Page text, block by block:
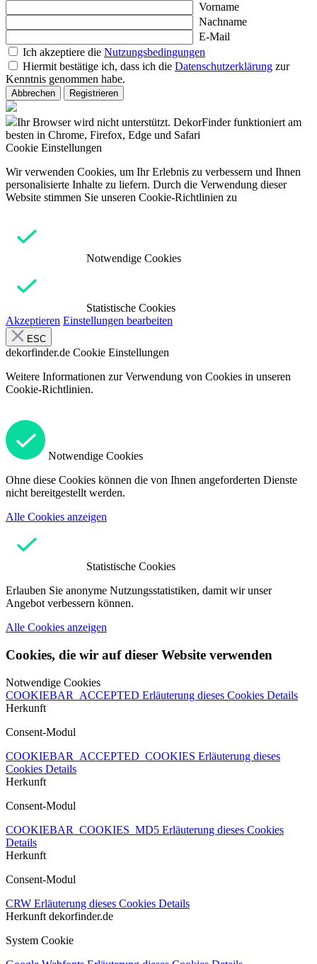
Vorname
Nachname
E-Mail
Ich akzeptiere die Nutzungsbedingungen
Hiermit bestätige ich, dass ich die Datenschutzerklärung zur
Kenntnis genommen habe.
Abbrechen Registrieren
Ihr Browser wird nicht unterstützt. DekorFinder funktioniert am
besten in Chrome, Firefox, Edge und Safari
Cookie Einstellungen
Wir verwenden Cookies, um Ihr Erlebnis zu verbessern und Ihnen
personalisierte Inhalte zu liefern. Durch die Verwendung dieser
Website stimmen Sie unseren Cookie-Richtlinien zu
Notwendige Cookies
Statistische Cookies
Akzeptieren Einstellungen bearbeiten
ESC
dekorfinder.de Cookie Einstellungen
Weitere Informationen zur Verwendung von Cookies in unseren
Cookie-Richtlinien.
Notwendige Cookies
Ohne diese Cookies können die von Ihnen angeforderten Dienste
nicht bereitgestellt werden.
Alle Cookies anzeigen
Statistische Cookies
Erlauben Sie anonyme Nutzungsstatistiken, damit wir unser
Angebot verbessern können.
Alle Cookies anzeigen
Cookies, die wir auf dieser Website verwenden
Notwendige Cookies
COOKIEBAR_ACCEPTED Erläuterung dieses Cookies Details
Herkunft
Consent-Modul
COOKIEBAR_ACCEPTED_COOKIES Erläuterung dieses
Cookies Details
Herkunft
Consent-Modul
COOKIEBAR_COOKIES_MD5 Erläuterung dieses Cookies
Details
Herkunft
Consent-Modul
CRW Erläuterung dieses Cookies Details
Herkunft dekorfinder.de
System Cookie